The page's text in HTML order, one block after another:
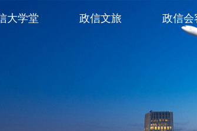
大学堂 政信文旅 政信会